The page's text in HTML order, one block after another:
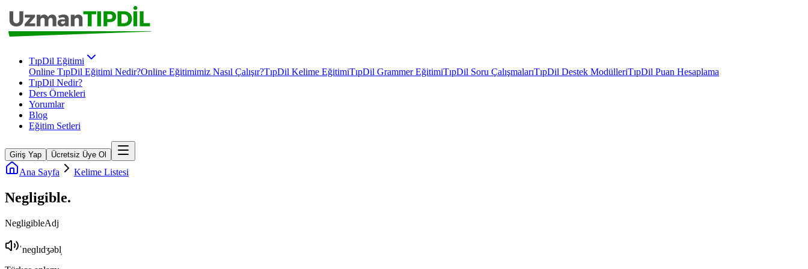
TıpDil Eğitimi
Online TıpDil Eğitimi Nedir?Online Eğitimimiz Nasıl Çalışır?TıpDil Kelime EğitimiTıpDil Grammer EğitimiTıpDil Soru ÇalışmalarıTıpDil Destek ModülleriTıpDil Puan Hesaplama
TıpDil Nedir?
Ders Örnekleri
Yorumlar
Blog
Eğitim Setleri
Giriş Yap Ücretsiz Üye Ol
Ana Sayfa Kelime Listesi
Negligible.
NegligibleAdj
ˈneɡlɪdʒəbl̩